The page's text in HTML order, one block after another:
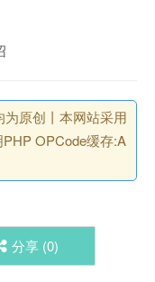
原创丨本网站采用
OPCode缓存:A
分享 (0)